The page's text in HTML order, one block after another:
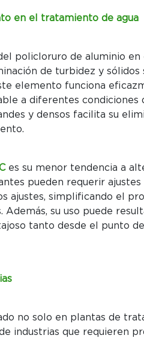
en el tratamiento de agua
policloruro de aluminio
de turbidez y sólidos
elemento funciona
a diferentes condiciones
y densos facilita su
es su menor tendencia a
pueden requerir ajustes
ajustes, simplificando el
su uso puede
tanto desde el punto
no solo en plantas de
industrias que requieren